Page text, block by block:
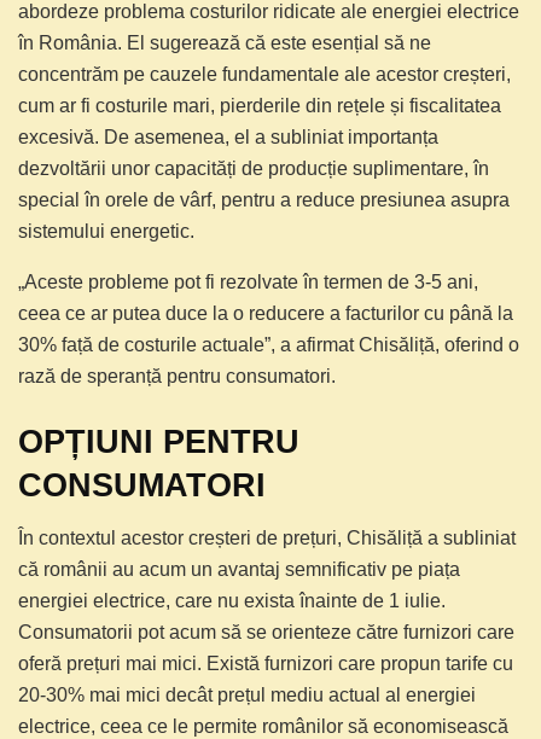
abordeze problema costurilor ridicate ale energiei electrice
în România. El sugerează că este esențial să ne
concentrăm pe cauzele fundamentale ale acestor creșteri,
cum ar fi costurile mari, pierderile din rețele și fiscalitatea
excesivă. De asemenea, el a subliniat importanța
dezvoltării unor capacități de producție suplimentare, în
special în orele de vârf, pentru a reduce presiunea asupra
sistemului energetic.
„Aceste probleme pot fi rezolvate în termen de 3-5 ani,
ceea ce ar putea duce la o reducere a facturilor cu până la
30% față de costurile actuale”, a afirmat Chisăliță, oferind o
rază de speranță pentru consumatori.
OPȚIUNI PENTRU
CONSUMATORI
În contextul acestor creșteri de prețuri, Chisăliță a subliniat
că românii au acum un avantaj semnificativ pe piața
energiei electrice, care nu exista înainte de 1 iulie.
Consumatorii pot acum să se orienteze către furnizori care
oferă prețuri mai mici. Există furnizori care propun tarife cu
20-30% mai mici decât prețul mediu actual al energiei
electrice, ceea ce le permite românilor să economisească